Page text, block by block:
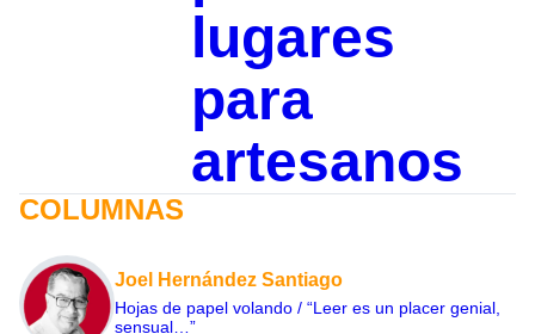
lugares
para
artesanos
COLUMNAS
Joel Hernández Santiago
Hojas de papel volando / “Leer es un placer genial,
sensual…”